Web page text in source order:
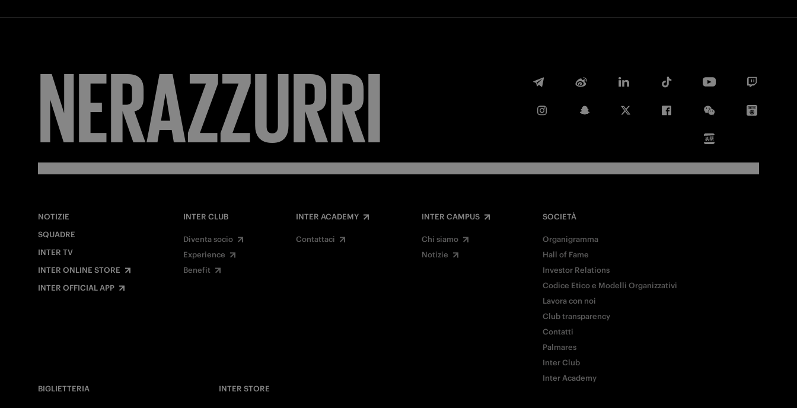
FORZA
NOTIZIE
SQUADRE
INTER TV
INTER ONLINE STORE
INTER OFFICIAL APP
INTER CLUB
Diventa socio
Experience
Benefit
INTER ACADEMY
Contattaci
INTER CAMPUS
Chi siamo
Notizie
SOCIETÀ
Organigramma
Hall of Fame
Investor Relations
Codice Etico e Modelli Organizzativi
Lavora con noi
Club transparency
Contatti
Palmares
Inter Club
Inter Academy
BIGLIETTERIA
INTER STORE